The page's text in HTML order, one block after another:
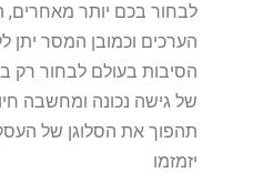
לבחור בכם יותר מאחרים,
הערכים וכמובן המסר יתן
הסיבות בעולם לבחור רק
של גישה נכונה ומחשבה
תהפוך את הסלוגן של
יזמזמו